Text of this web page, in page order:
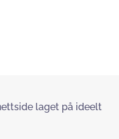
laget på ideelt